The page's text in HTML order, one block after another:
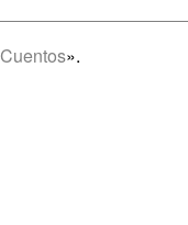
Cuentos».